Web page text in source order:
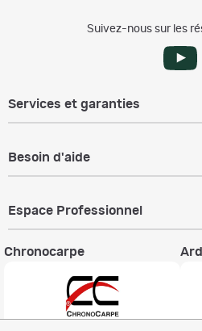
Suivez-nous sur les
Services et garanties
Besoin d'aide
Espace Professionnel
Chronocarpe